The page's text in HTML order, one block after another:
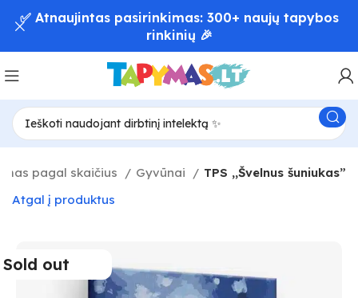
pagal skaičius Gyvūnai
TPS ,,Švelnus šuniukas”
Atgal į produktus
Sold out
✅ Atnaujintas pasirinkimas: 300+ naujų tapybos
rinkinių 🎉